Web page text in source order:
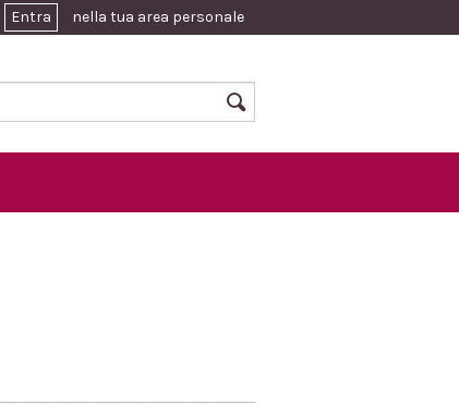
Entra nella tua area personale